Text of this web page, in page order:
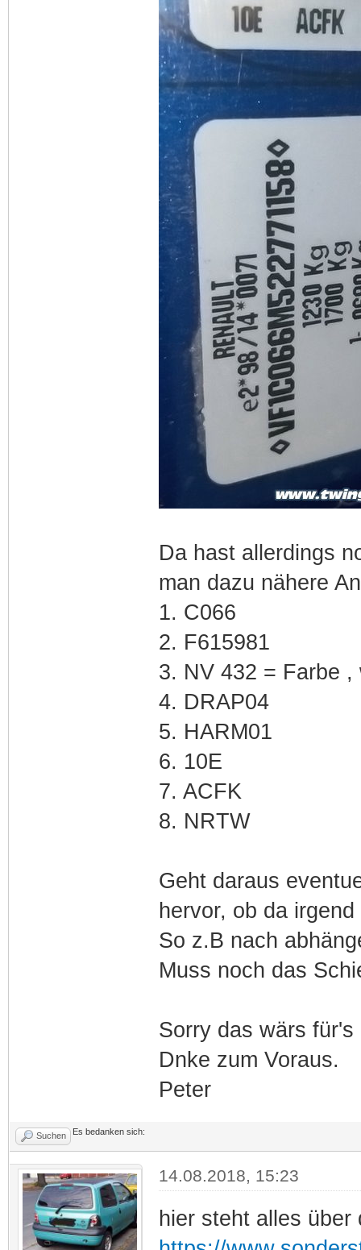
Da hast allerdings
man dazu nähere
1. C066
2. F615981
3. NV 432 = Farbe
4. DRAP04
5. HARM01
6. 10E
7. ACFK
8. NRTW
Geht daraus
hervor, ob da
So z.B nach
Muss noch das
Sorry das wärs für's
Dnke zum Voraus.
Peter
Suchen Es bedanken sich:
14.08.2018, 15:23
hier steht alles über